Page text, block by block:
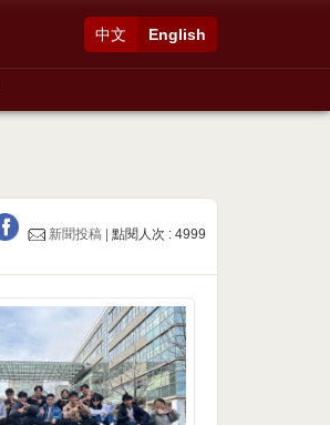
English
中文
新聞投稿 |點閱人次 : 4999